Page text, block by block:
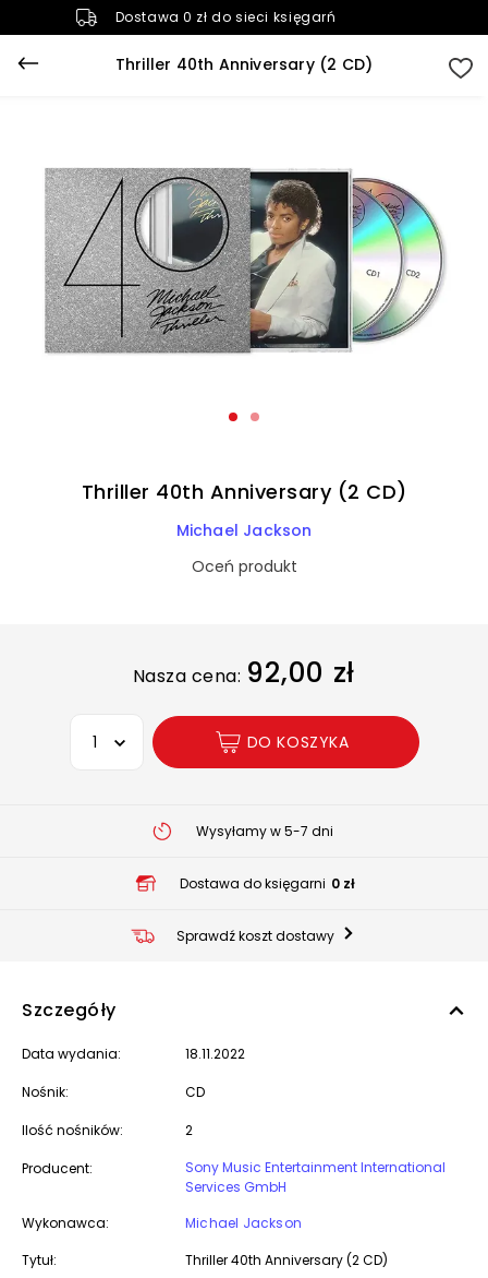
Dostawa 0 zł do sieci księgarń
Thriller 40th Anniversary (2 CD)
Thriller 40th Anniversary (2 CD)
Michael Jackson
Oceń produkt
Nasza cena: 92,00 zł
Wybierz opcję
DO KOSZYKA
Wysyłamy w 5-7 dni
Dostawa do księgarni 0 zł
Sprawdź koszt dostawy
Szczegóły
Data wydania: 18.11.2022
Nośnik: CD
Ilość nośników: 2
Producent:
Sony Music Entertainment International
Services GmbH
Wykonawca:
Michael Jackson
Tytuł:
Thriller 40th Anniversary (2 CD)